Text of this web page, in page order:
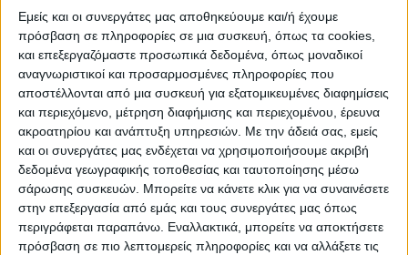
Εμείς και οι συνεργάτες μας αποθηκεύουμε και/ή έχουμε
πρόσβαση σε πληροφορίες σε μια συσκευή, όπως τα cookies,
και επεξεργαζόμαστε προσωπικά δεδομένα, όπως μοναδικοί
αναγνωριστικοί και προσαρμοσμένες πληροφορίες που
αποστέλλονται από μια συσκευή για εξατομικευμένες διαφημίσεις
και περιεχόμενο, μέτρηση διαφήμισης και περιεχομένου, έρευνα
ακροατηρίου και ανάπτυξη υπηρεσιών. Με την άδειά σας, εμείς
και οι συνεργάτες μας ενδέχεται να χρησιμοποιήσουμε ακριβή
δεδομένα γεωγραφικής τοποθεσίας και ταυτοποίησης μέσω
σάρωσης συσκευών. Μπορείτε να κάνετε κλικ για να συναινέσετε
στην επεξεργασία από εμάς και τους συνεργάτες μας όπως
περιγράφεται παραπάνω. Εναλλακτικά, μπορείτε να αποκτήσετε
πρόσβαση σε πιο λεπτομερείς πληροφορίες και να αλλάξετε τις
Την επιτροπή που θα συναντηθεί με τον
Πρωθυπουργό απαρτίζουν οι εξής: Γιάννης
Τσιούτρας, Αντωνίου Σωτήρης, Γιαννακός
Σωτήρης, Αλειφτήρας Σωκράτης, Γαλάνης